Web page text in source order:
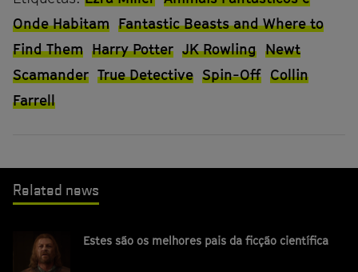
Onde Habitam Fantastic Beasts and Where to
Find Them Harry Potter JK Rowling Newt
Scamander True Detective Spin-Off Collin
Farrell
Related news
Estes são os melhores pais da ficção científica